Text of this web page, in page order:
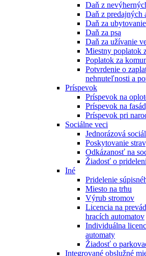
Daň z
Daň z predajných
Daň za ubytovanie
Daň za psa
Daň za užívanie
Miestny poplatok
Poplatok za
Potvrdenie o
nehnuteľnosti a
Príspevok
Príspevok na
Príspevok na
Príspevok pri
Sociálne veci
Jednorázová
Poskytovanie
Odkázanosť na
Žiadosť o
Iné
Pridelenie
Miesto na trhu
Výrub stromov
Licencia na
hracích automatov
Individuálna
automaty
Žiadosť o
Integrované obslužné